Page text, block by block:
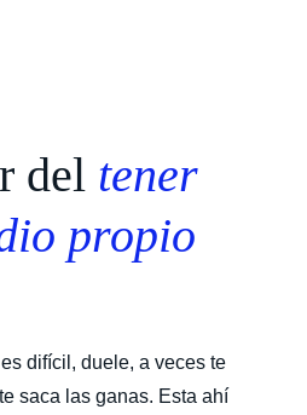
del tener
propio
difícil, duele, a veces te
saca las ganas. Esta ahí